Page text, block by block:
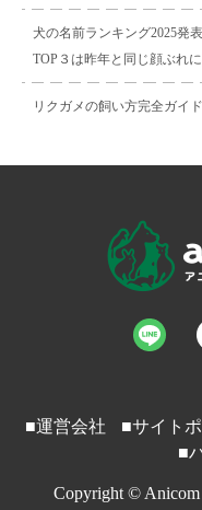
犬の名前ランキング2025発表
TOP３は昨年と同じ顔ぶれ
リクガメの飼い方完全ガイ
■運営会社 ■サイト
■
Copyright © Anicom